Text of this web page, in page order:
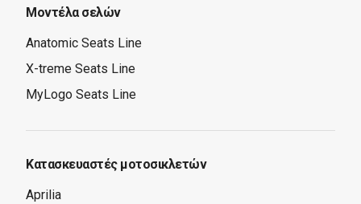
Μοντέλα σελών
Anatomic Seats Line
X-treme Seats Line
MyLogo Seats Line
Κατασκευαστές μοτοσικλετών
Aprilia